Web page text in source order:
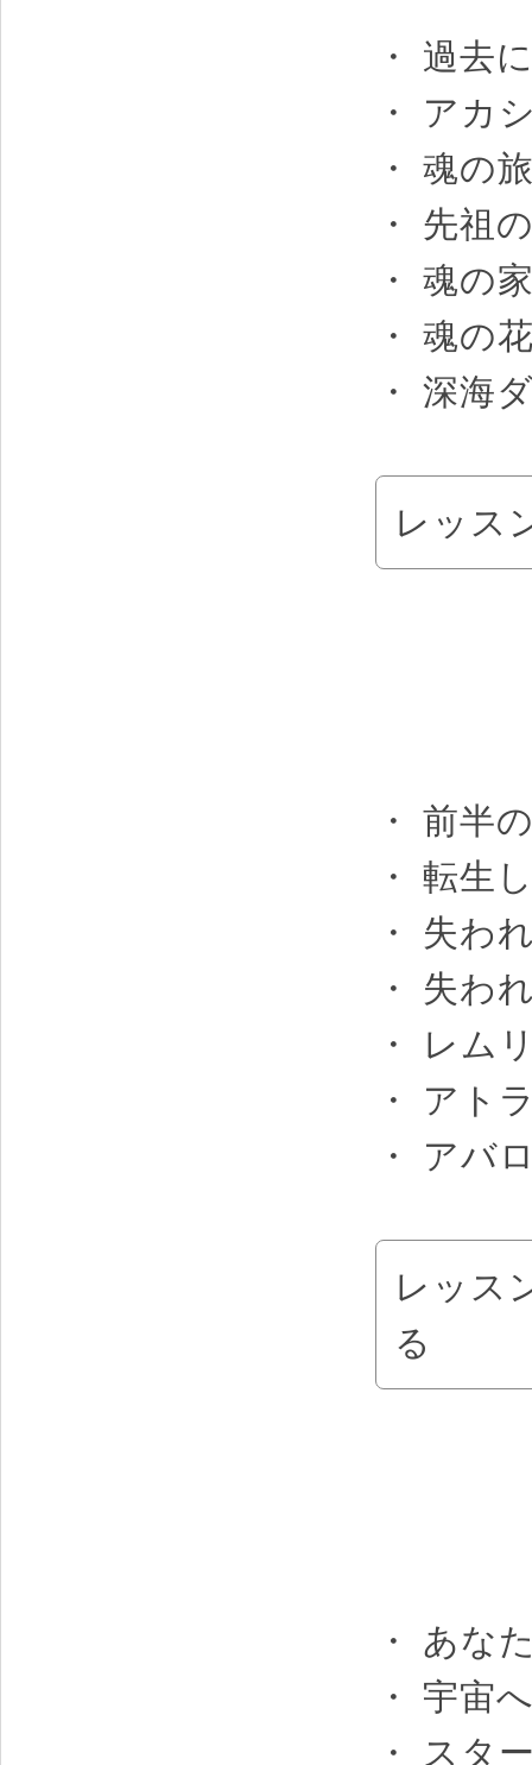
・ 過去
・ アカ
・ 魂の
・ 先祖
・ 魂の
・ 魂の
・ 深海
レッス
・ 前半
・ 転生
・ 失わ
・ 失わ
・ レム
・ アト
・ アバ
レッス
る
・ あな
・ 宇宙
・ スタ